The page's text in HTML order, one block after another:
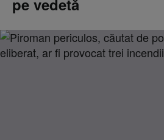
pe vedetă